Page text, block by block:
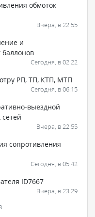
обмоток
Вчера, в 22:55
и
баллонов
Сегодня, в 02:22
РП, ТП, КТП, МТП
Сегодня, в 06:15
выездной
Вчера, в 22:55
сопротивления
Сегодня, в 05:42
ID7667
Вчера, в 23:29